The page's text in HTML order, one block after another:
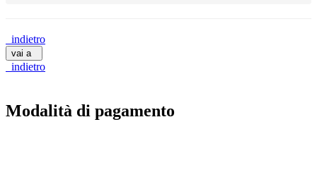
indietro
vai a
indietro
Modalità di pagamento